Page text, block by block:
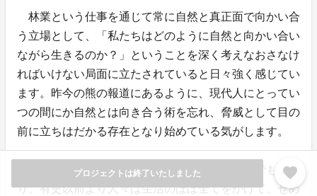
プロジェクトは終了いたしました favorite
林業という仕事を通じて常に自然と真正面で向かい合
う立場として、「私たちはどのように自然と向かい合い
ながら生きるのか？」ということを深く考えなおさなけ
ればいけない局面に立たされていると日々強く感じてい
ます。昨今の熊の報道にあるように、現代人にとってい
つの間にか自然とは向き合う術を忘れ、脅威として目の
前に立ちはだかる存在となり始めている気がします。
自然とは植物や動物含め人間にとっては脅威でもあ
り、有史以前より人々は生活のほぼ全てをかけて、せめ